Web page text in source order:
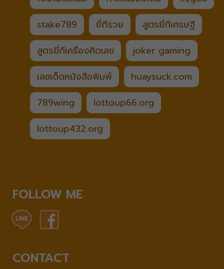
stake789
ยี่กีรวย
สูตรยี่กีเศรษฐี
สูตรยี่กีเครื่องคิดเลข
joker gaming
เลขเด็ดหนังสือพิมพ์
huaysuck.com
789wing
lottoup66.org
lottoup432.org
FOLLOW ME
CONTACT